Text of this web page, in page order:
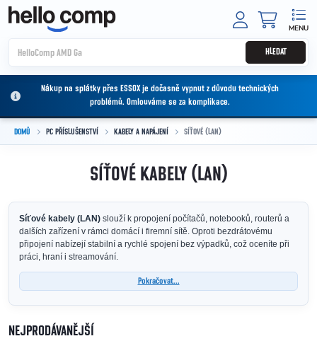
Přejít na obsah
HLEDAT
Nákup na splátky přes ESSOX je dočasně vypnut z důvodu technických
problémů. Omlouváme se za komplikace.
DOMŮ PC PŘÍSLUŠENSTVÍ KABELY A NAPÁJENÍ SÍŤOVÉ (LAN)
SÍŤOVÉ KABELY (LAN)
Síťové kabely (LAN) slouží k propojení počítačů, notebooků, routerů a
dalších zařízení v rámci domácí i firemní sítě. Oproti bezdrátovému
připojení nabízejí stabilní a rychlé spojení bez výpadků, což oceníte při
práci, hraní i streamování.
Pokračovat...
NEJPRODÁVANĚJŠÍ